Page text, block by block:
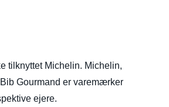
tilknyttet Michelin. Michelin,
Gourmand er varemærker
ejere.